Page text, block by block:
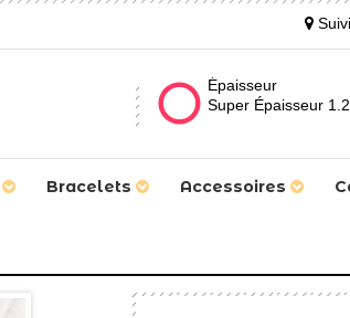
Épaisseur
Super Épaisseur
Bracelets Accessoires